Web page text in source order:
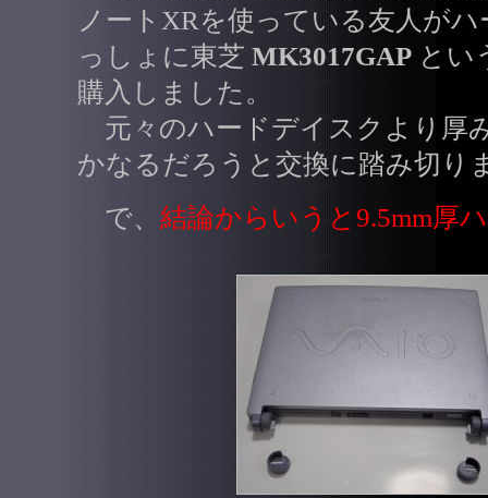
ノートXRを使っている友人が
っしょに東芝 MK3017GAPとい
購入しました。
元々のハードデイスクより厚
かなるだろうと交換に踏み切り
で、 結論からいうと9.5mm厚